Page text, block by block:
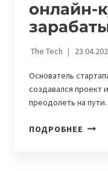
онлайн-
The Tech
Основатель
создавался проект
преодолеть на
ПОДРОБНЕЕ